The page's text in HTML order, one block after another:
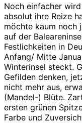
Noch einfacher
absolut ihre Reize
möchte kaum noch
auf der
Festlichkeiten in
Anfang/ Mitte
Winterinsel steckt.
Gefilden denken,
nicht mehr aus,
(Mandel-) Blüte.
ersten grünen
Farbe und